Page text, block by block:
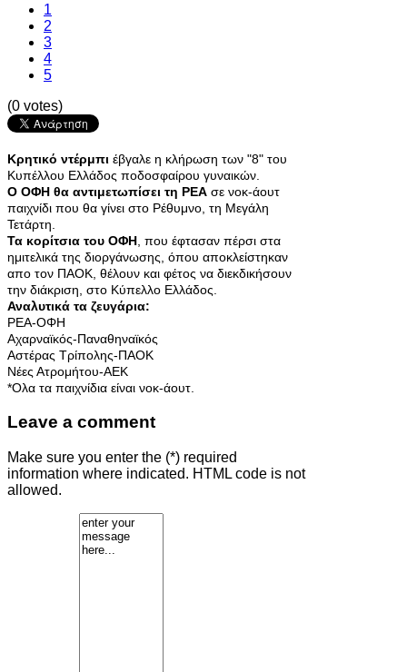
1
2
3
4
5
(0 votes)
Κρητικό ντέρμπι έβγαλε η κλήρωση των "8" του
Κυπέλλου Ελλάδος ποδοσφαίρου γυναικών.
Ο ΟΦΗ θα αντιμετωπίσει τη ΡΕΑ σε νοκ-άουτ
παιχνίδι που θα γίνει στο Ρέθυμνο, τη Μεγάλη
Τετάρτη.
Τα κορίτσια του ΟΦΗ , που έφτασαν πέρσι στα
ημιτελικά της διοργάνωσης, όπου αποκλείστηκαν
απο τον ΠΑΟΚ, θέλουν και φέτος να διεκδικήσουν
την διάκριση, στο Κύπελλο Ελλάδος.
Αναλυτικά τα ζευγάρια:
ΡΕΑ-ΟΦΗ
Αχαρναϊκός-Παναθηναϊκός
Αστέρας Τρίπολης-ΠΑΟΚ
Νέες Ατρομήτου-ΑΕΚ
*Ολα τα παιχνίδια είναι νοκ-άουτ.
Leave a comment
Make sure you enter the (*) required
information where indicated. HTML code is not
allowed.